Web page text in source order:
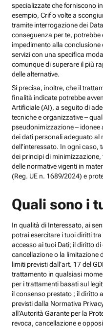
specializzate che forniscono
esempio, Crif o volte a
tramite interrogazione dei
conseguenza per te, potrebbe
impedimento alla conclusione
servizi con una specifica
comunque di superare il più
delle alternative.
Si precisa, inoltre, che il
finalità indicate potrebbe
Artificiale (AI), a seguito di
tecniche e organizzative –
pseudonimizzazione – idonee
dei dati personali adeguato al
dell’interessato. In ogni caso,
dei principi di
delle normative vigenti in
(Reg. UE n. 1689/2024) e
Quali sono i
In qualità di Interessato, ai
potrai esercitare i tuoi diritti
accesso ai tuoi Dati; il diritto
cancellazione o la limitazione
limiti previsti dall’art. 17 del
trattamento in qualsiasi
per i trattamenti basati sul
il consenso prestato ; il diritto
previsti dalla Normativa
all’Autorità Garante per la
revoca, cancellazione e